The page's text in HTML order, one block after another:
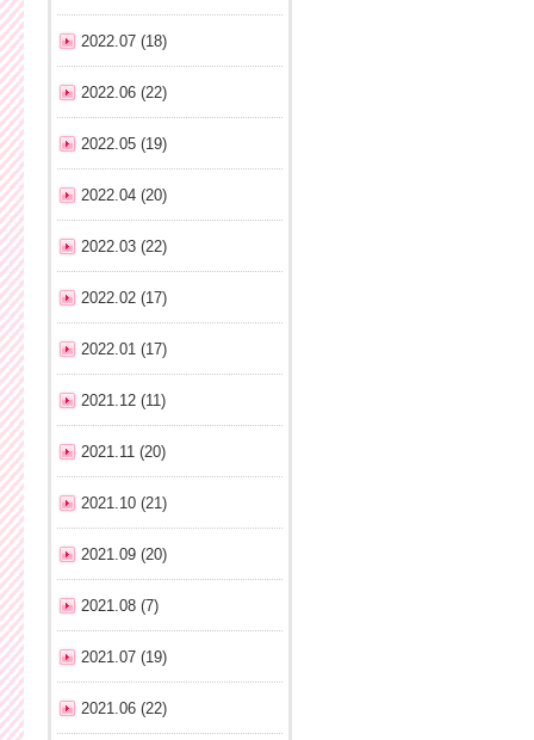
2022.07 (18)
2022.06 (22)
2022.05 (19)
2022.04 (20)
2022.03 (22)
2022.02 (17)
2022.01 (17)
2021.12 (11)
2021.11 (20)
2021.10 (21)
2021.09 (20)
2021.08 (7)
2021.07 (19)
2021.06 (22)